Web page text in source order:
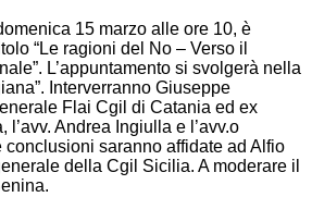
15 marzo alle ore 10, è
“Le ragioni del No – Verso il
L’appuntamento si svolgerà nella
Interverranno Giuseppe
Flai Cgil di Catania ed ex
Andrea Ingiulla e l’avv.o
conclusioni saranno affidate ad Alfio
della Cgil Sicilia. A moderare il